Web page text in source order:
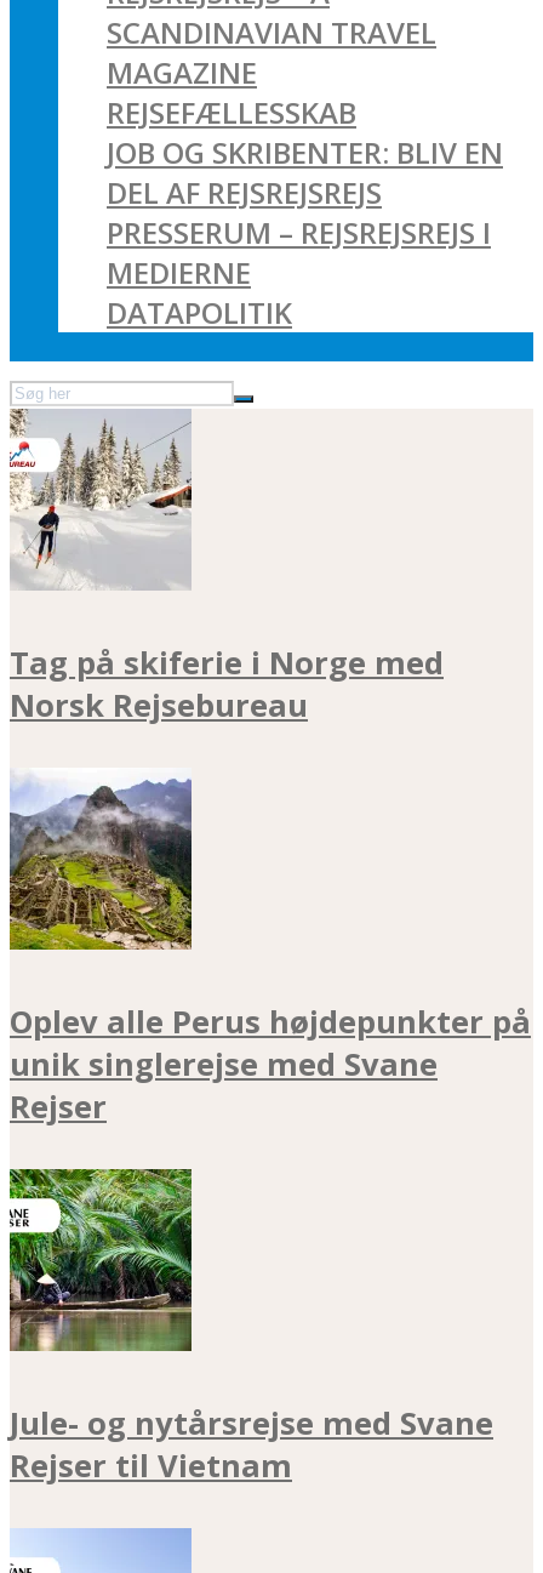
SCANDINAVIAN TRAVEL
MAGAZINE
REJSEFÆLLESSKAB
JOB OG SKRIBENTER: BLIV EN
DEL AF REJSREJSREJS
PRESSERUM – REJSREJSREJS I
MEDIERNE
DATAPOLITIK
Tag på skiferie i Norge med
Norsk Rejsebureau
Oplev alle Perus højdepunkter på
unik singlerejse med Svane
Rejser
Jule- og nytårsrejse med Svane
Rejser til Vietnam